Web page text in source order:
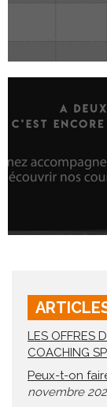
LES OFFRES
COACHING
Peux-t-on
novembre